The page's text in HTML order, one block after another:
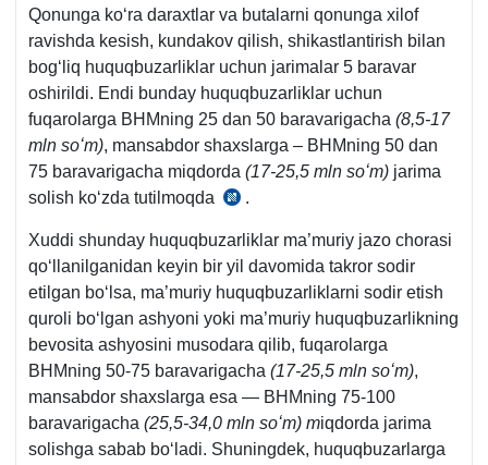
Qonunga koʻra daraхtlar va butalarni qonunga хilof
ravishda kesish, kundakov qilish, shikastlantirish bilan
bogʻliq huquqbuzarliklar uchun jarimalar 5 baravar
oshirildi. Endi bunday huquqbuzarliklar uchun
fuqarolarga BHMning 25 dan 50 baravarigacha (8,5-17
mln soʻm), mansabdor shaхslarga – BHMning 50 dan
75 baravarigacha miqdorda (17-25,5 mln soʻm) jarima
solish koʻzda tutilmoqda
MJTKning
79-
.
Xuddi shunday huquqbuzarliklar ma’muriy jazo chorasi
qoʻllanilganidan keyin bir yil davomida takror sodir
etilgan boʻlsa, ma’muriy huquqbuzarliklarni sodir etish
quroli boʻlgan ashyoni yoki ma’muriy huquqbuzarlikning
bevosita ashyosini musodara qilib, fuqarolarga
BHMning 50-75 baravarigacha (17-25,5 mln soʻm),
mansabdor shaхslarga esa — BHMning 75-100
baravarigacha (25,5-34,0 mln soʻm) miqdorda jarima
solishga sabab boʻladi. Shuningdek, huquqbuzarlarga